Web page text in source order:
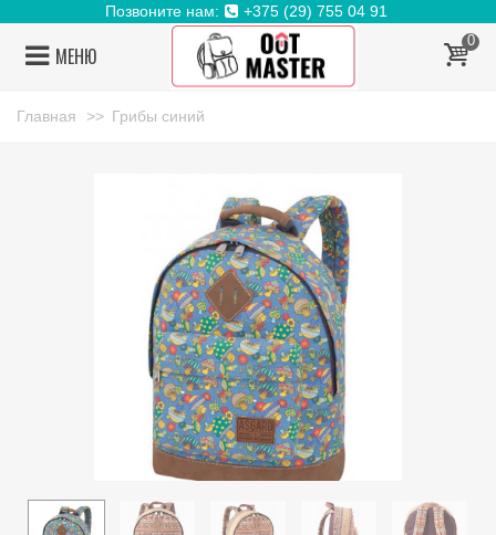
Позвоните нам: +375 (29) 755 04 91
МЕНЮ
0
Главная >> Грибы синий